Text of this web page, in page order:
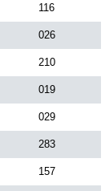
116
026
210
019
029
283
157